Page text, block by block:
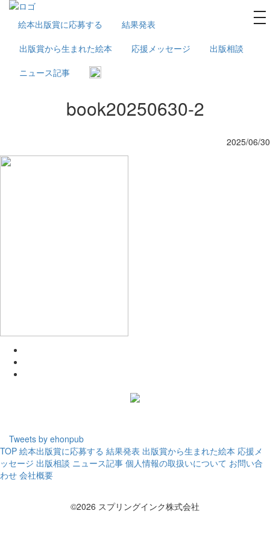
絵本出版賞に応募する
結果発表
出版賞から生まれた絵本
応援メッセージ
出版相談
ニュース記事
book20250630-2
2025/06/30
Tweets by ehonpub
TOP 絵本出版賞に応募する 結果発表 出版賞から生まれた絵本 応援メ
ッセージ 出版相談 ニュース記事 個人情報の取扱いについて お問い合
わせ 会社概要
©2026 スプリングインク株式会社